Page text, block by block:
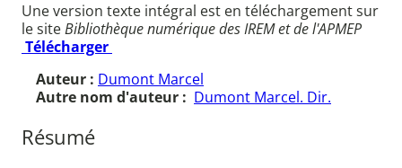
Une version texte intégral est en téléchargement sur
le siteBibliothèque numérique des IREM et de l'APMEP
Télécharger
Auteur : Dumont Marcel
Autre nom d'auteur : Dumont Marcel. Dir.
Résumé